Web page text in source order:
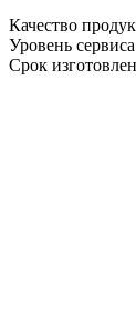
Качество
Уровень сервиса
Срок